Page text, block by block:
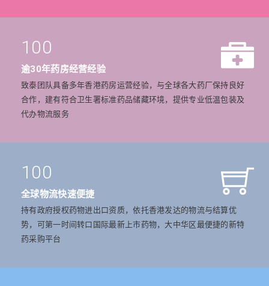
100
逾30年药房经营经验
致泰团队具备多年香港药房运营经验，与全球各大药厂保持良好
合作，建有符合卫生署标准药品储藏环境，提供专业低温包装及
代办物流服务
100
全球物流快速便捷
持有政府授权药物进出口资质，依托香港发达的物流与结算优
势，可第一时间转口国际最新上市药物，大中华区最便捷的新特
药采购平台